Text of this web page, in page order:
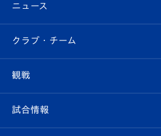
ニュース
すべて
クラブ
試合情報
クラブ・チーム
クラブ概要
観戦
観戦ルール
試合情報